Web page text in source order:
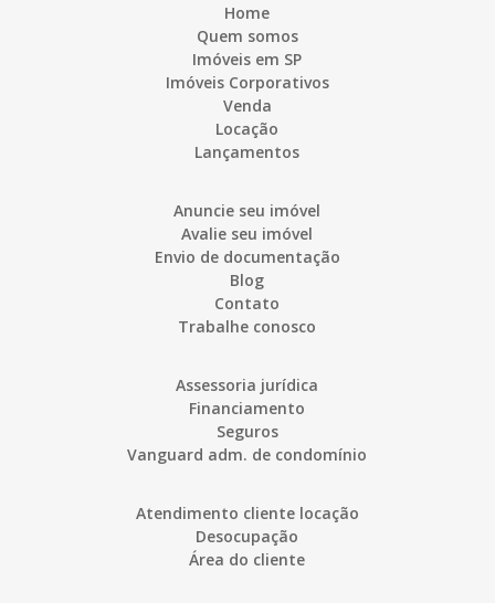
Home
Quem somos
Imóveis em SP
Imóveis Corporativos
Venda
Locação
Lançamentos
Anuncie seu imóvel
Avalie seu imóvel
Envio de documentação
Blog
Contato
Trabalhe conosco
Assessoria jurídica
Financiamento
Seguros
Vanguard adm. de condomínio
Atendimento cliente locação
Desocupação
Área do cliente